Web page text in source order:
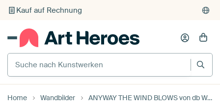
Individueller Druck auf Bestellung
Suche nach Kunstwerken
Home Wandbilder ANYWAY THE WIND BLOWS von db Waterman